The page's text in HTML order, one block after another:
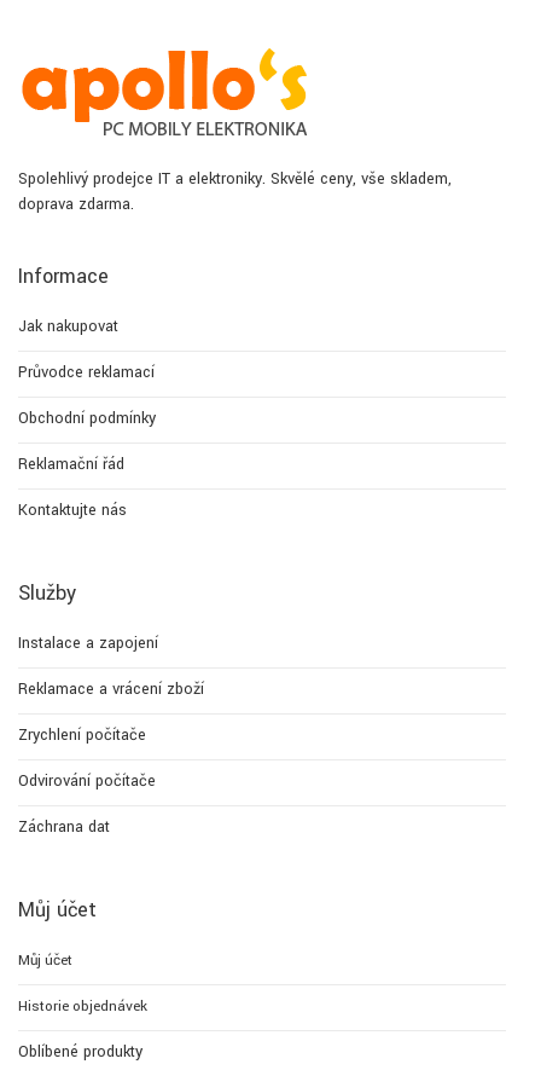
Spolehlivý prodejce IT a elektroniky. Skvělé ceny, vše skladem,
doprava zdarma.
Informace
Jak nakupovat
Průvodce reklamací
Obchodní podmínky
Reklamační řád
Kontaktujte nás
Služby
Instalace a zapojení
Reklamace a vrácení zboží
Zrychlení počítače
Odvirování počítače
Záchrana dat
Můj účet
Můj účet
Historie objednávek
Oblíbené produkty